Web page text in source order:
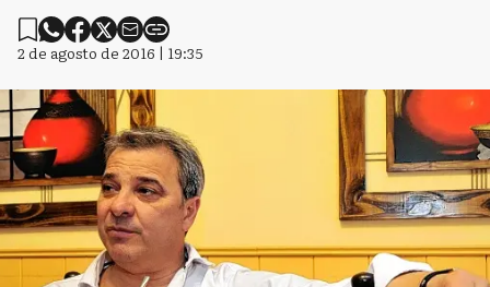
2 de agosto de 2016 | 19:35